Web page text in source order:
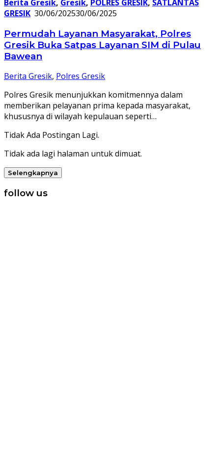
Berita Gresik, Gresik, POLRES GRESIK, SATLANTAS
GRESIK 30/06/202530/06/2025
Permudah Layanan Masyarakat, Polres
Gresik Buka Satpas Layanan SIM di Pulau
Bawean
Berita Gresik, Polres Gresik
Polres Gresik menunjukkan komitmennya dalam
memberikan pelayanan prima kepada masyarakat,
khususnya di wilayah kepulauan seperti…
Tidak Ada Postingan Lagi.
Tidak ada lagi halaman untuk dimuat.
Selengkapnya
follow us